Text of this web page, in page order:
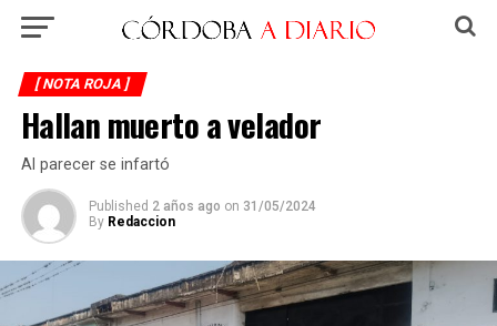
[ NOTA ROJA ]
Hallan muerto a velador
Al parecer se infartó
Published 2 años ago on 31/05/2024
By Redaccion